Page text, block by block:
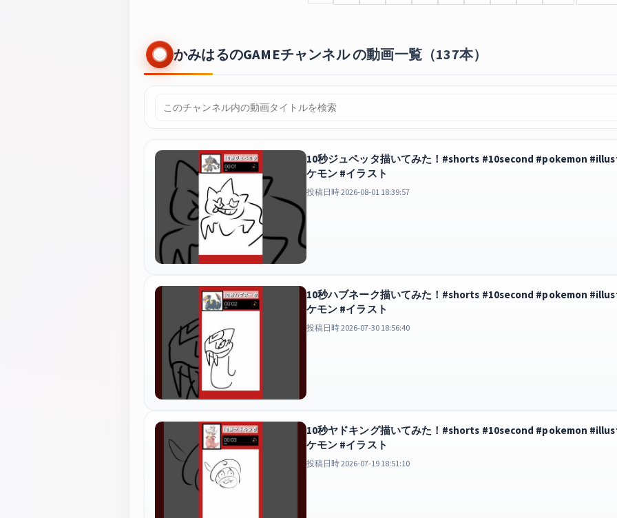
かみはるのGAMEチャンネル の動画一覧（137本）
10秒ジュペッタ描いてみた！#shorts #10second #pokemon
ケモン #イラスト
投稿日時 2026-08-01 18:39:57
10秒ハブネーク描いてみた！#shorts #10second #pokemon
ケモン #イラスト
投稿日時 2026-07-30 18:56:40
10秒ヤドキング描いてみた！#shorts #10second #pokemon
ケモン #イラスト
投稿日時 2026-07-19 18:51:10